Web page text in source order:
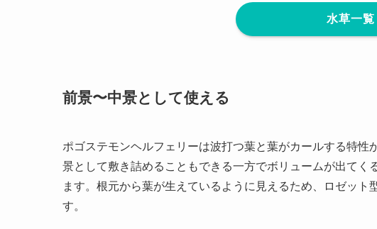
水草一覧
前景〜中景として使える
ポゴステモンヘルフェリーは波打つ葉と葉がカールする特
景として敷き詰めることもできる一方でボリュームが出てく
ます。根元から葉が生えているように見えるため、ロゼッ
す。